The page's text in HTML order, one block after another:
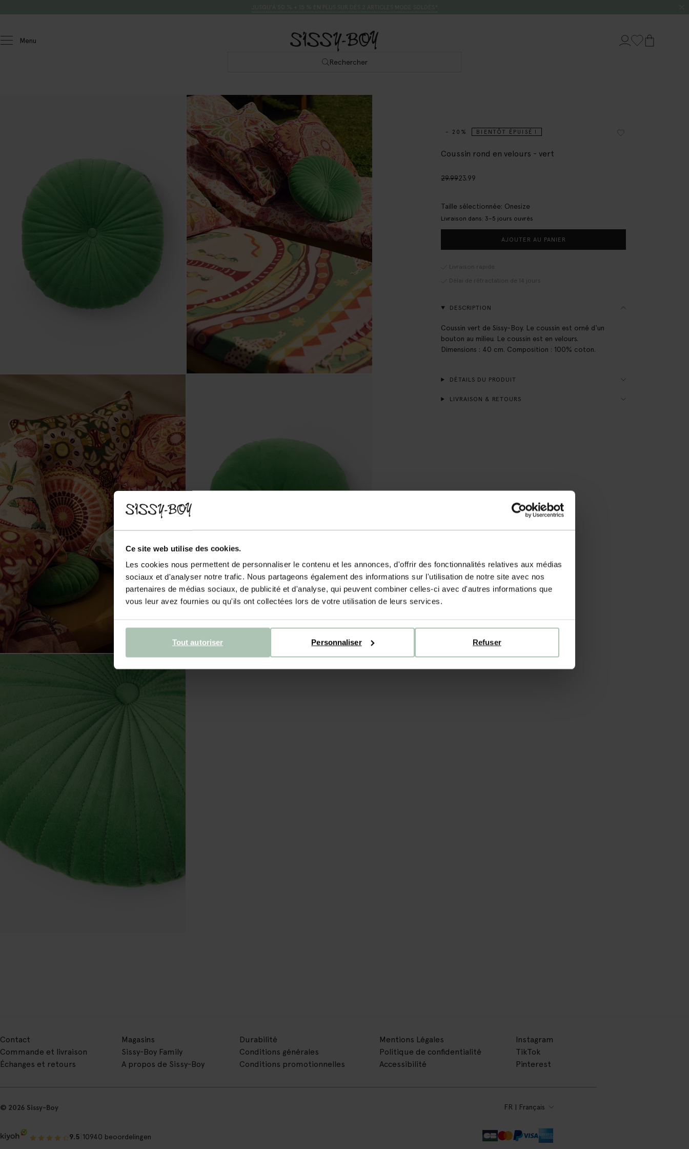
Ce site web utilise des cookies.
Les cookies nous permettent de personnaliser le contenu et les annonces, d'offrir des fonctionnalités relatives aux médias
sociaux et d'analyser notre trafic. Nous partageons également des informations sur l'utilisation de notre site avec nos
partenaires de médias sociaux, de publicité et d'analyse, qui peuvent combiner celles-ci avec d'autres informations que
vous leur avez fournies ou qu'ils ont collectées lors de votre utilisation de leurs services.
Refuser
Personnaliser
Tout autoriser
Menu
Rechercher
- 20% BIENTÔT ÉPUISÉ !
Coussin rond en velours - vert
29.9923.99
Taille sélectionnée: Onesize
Livraison dans: 3–5 jours ouvrés
AJOUTER AU PANIER
Livraison rapide
Délai de rétractation de 14 jours
DESCRIPTION
Coussin vert de Sissy-Boy. Le coussin est orné d'un
bouton au milieu. Le coussin est en velours.
Dimensions : 40 cm. Composition : 100% coton.
DÉTAILS DU PRODUIT
LIVRAISON & RETOURS
Contact
Commande et livraison
Échanges et retours
Magasins
Sissy-Boy Family
A propos de Sissy-Boy
Durabilité
Conditions générales
Conditions promotionnelles
Mentions Légales
Politique de confidentialité
Accessibilité
Instagram
TikTok
Pinterest
FR | Français
© 2026 Sissy-Boy
9.5 10940 beoordelingen